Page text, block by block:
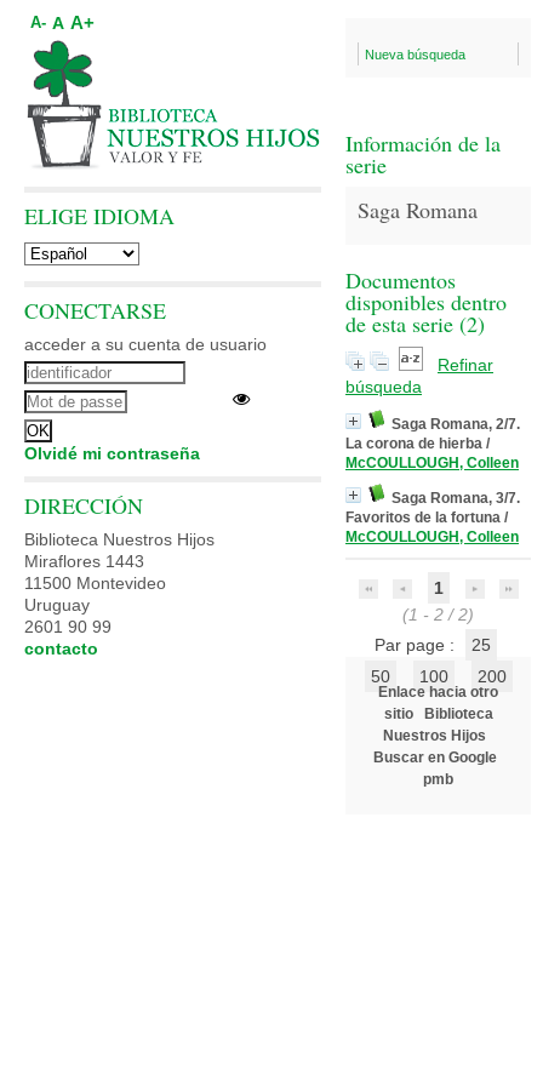
Nueva búsqueda
Información de la
serie
Saga Romana
Documentos
disponibles dentro
de esta serie (2)
Refinar
búsqueda
Saga Romana, 2/7.
La corona de hierba /
McCOULLOUGH, Colleen
Saga Romana, 3/7.
Favoritos de la fortuna /
McCOULLOUGH, Colleen
1
(1 - 2 / 2)
Par page :
25
50
100 200
Enlace hacia otro
sitio
Biblioteca
Nuestros Hijos
Buscar en Google
pmb
A- A A+
ELIGE IDIOMA
CONECTARSE
acceder a su cuenta de usuario
Olvidé mi contraseña
DIRECCIÓN
Biblioteca Nuestros Hijos
Miraflores 1443
11500 Montevideo
Uruguay
2601 90 99
contacto